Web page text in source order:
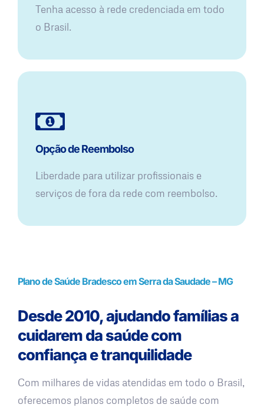
Tenha acesso à rede credenciada em todo
o Brasil.
Opção de Reembolso
Liberdade para utilizar profissionais e
serviços de fora da rede com reembolso.
Plano de Saúde Bradesco em Serra da Saudade – MG
Desde 2010, ajudando famílias a
cuidarem da saúde com
confiança e tranquilidade
Com milhares de vidas atendidas em todo o Brasil,
oferecemos planos completos de saúde com